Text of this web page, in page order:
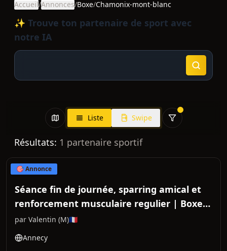
Accueil/Annonces/Boxe/Chamonix-mont-blanc
✨ Trouve ton partenaire de sport avec
notre IA
Liste Swipe
Résultats: 1 partenaire sportif
🎯 Annonce
Séance fin de journée, sparring amical et
renforcement musculaire regulier | Boxe -
Annecy
par Valentin (M)🇫🇷
Annecy